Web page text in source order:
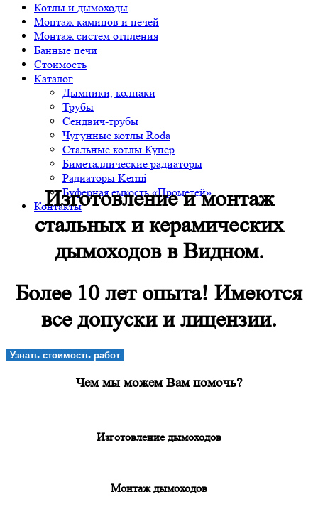
Котлы и дымоходы
Монтаж каминов и печей
Монтаж систем отпления
Банные печи
Стоимость
Каталог
Дымники, колпаки
Трубы
Сендвич-трубы
Чугунные котлы Roda
Стальные котлы Купер
Биметаллические радиаторы
Радиаторы Kermi
Буферная емкость «Прометей»
Контакты
Изготовление и монтаж
стальных и керамических
дымоходов в Видном.
Более 10 лет опыта! Имеются
все допуски и лицензии.
Узнать стоимость работ
Чем мы можем Вам помочь?
Изготовление дымоходов
Монтаж дымоходов